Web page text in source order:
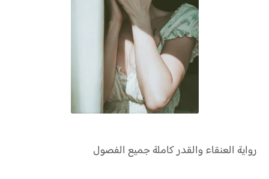
رواية العنقاء والقدر كاملة جميع الفصول